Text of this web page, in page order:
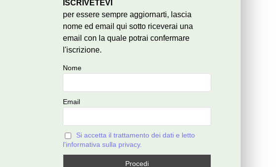
ISCRIVETEVI
per essere sempre aggiornarti, lascia
nome ed email qui sotto riceverai una
email con la quale potrai confermare
l'iscrizione.
Nome
Email
Si accetta il trattamento dei dati e letto
l'informativa sulla privacy.